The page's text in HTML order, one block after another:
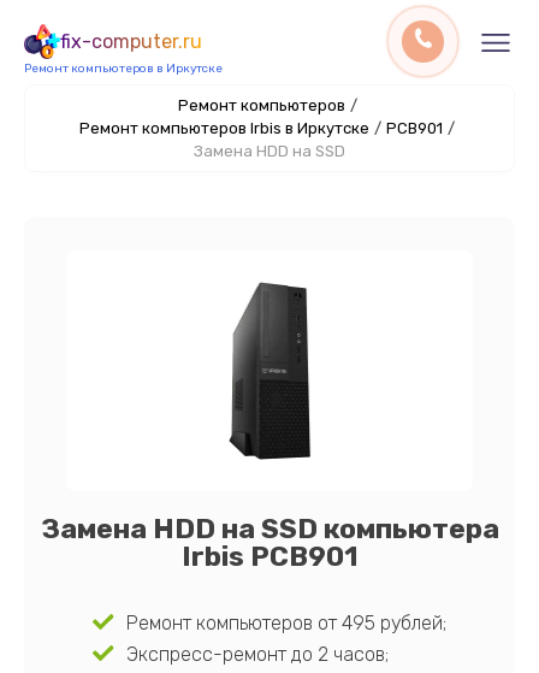
fix-computer.ru
Ремонт компьютеров в Иркутске
Ремонт компьютеров /
Ремонт компьютеров Irbis в Иркутске / PCB901 /
Замена HDD на SSD
Замена HDD на SSD компьютера
Irbis PCB901
Ремонт компьютеров от 495 рублей;
Экспресс-ремонт до 2 часов;